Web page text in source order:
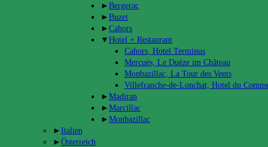
► Bergerac
► Buzet
► Cahors
▼ Hotel + Restaurant
Cahors, Hotel Terminus
Mercuès, Le Duèze im Château
Monbazillac, La Tour des Vents
Villefranche-de-Lonchat, Hotel du
► Madiran
► Marcillac
► Monbazillac
► Italien
► Österreich